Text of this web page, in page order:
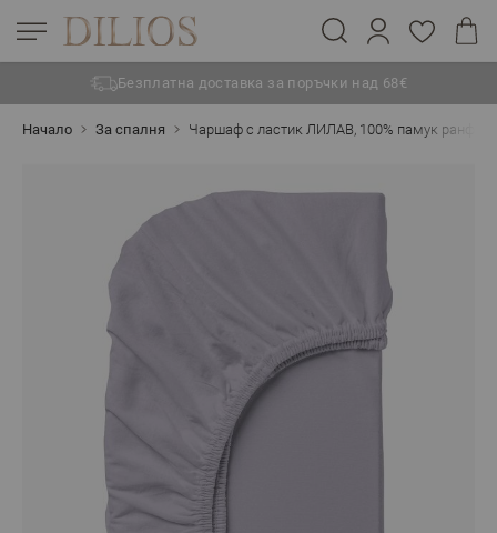
Безплатна доставка за поръчки над 68€
Начало За спалня Чаршаф с ластик ЛИЛАВ, 100% памук